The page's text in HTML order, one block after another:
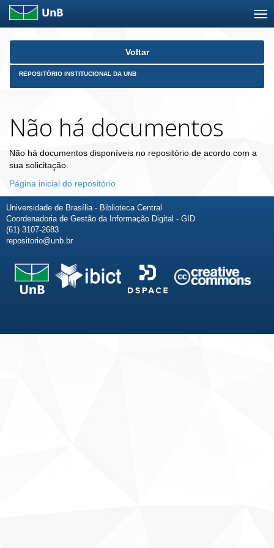
Skip
Voltar
REPOSITÓRIO INSTITUCIONAL DA UNB
Não há documentos
Não há documentos disponíveis no repositório de acordo com a
sua solicitação.
Página inicial do repositório
Universidade de Brasília - Biblioteca Central
Coordenadoria de Gestão da Informação Digital - GID
(61) 3107-2683
repositorio@unb.br